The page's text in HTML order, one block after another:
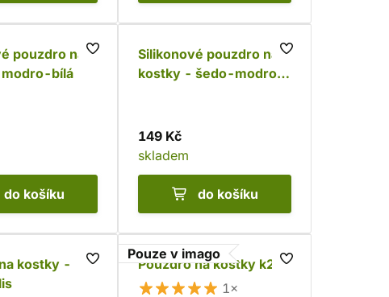
pouzdro na
bílá
do košíku
Silikonové pouzdro na
kostky - šedo-modro-
149 Kč
skladem
do košíku
kostky -
Pouze v imago
Pouzdro na kostky k20
1×